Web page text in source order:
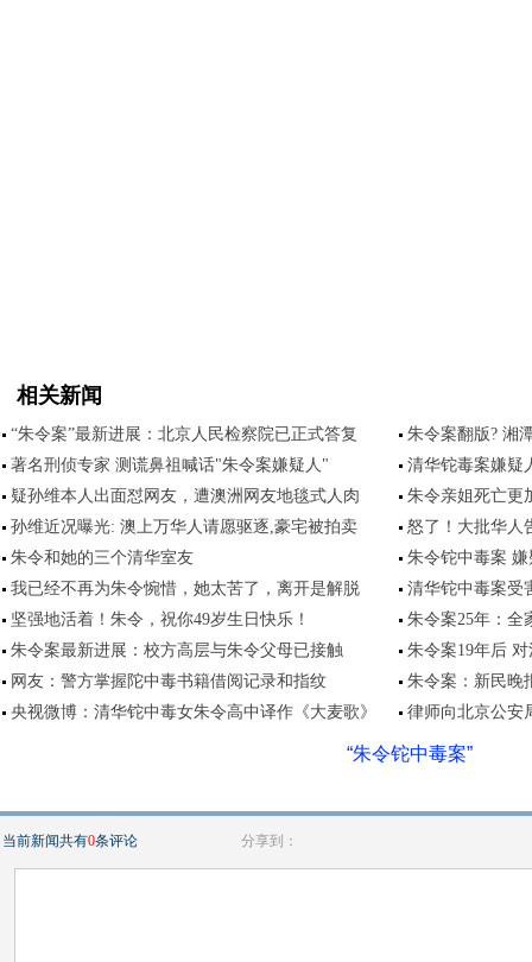
相关新闻
“朱令案”最新进展：北京人民检察院已正式答复
朱令案翻版? 湘
著名刑侦专家 测谎鼻祖喊话"朱令案嫌疑人"
清华铊毒案嫌疑
疑孙维本人出面怼网友，遭澳洲网友地毯式人肉
朱令亲姐死亡更
孙维近况曝光: 澳上万华人请愿驱逐,豪宅被拍卖
怒了！大批华人
朱令和她的三个清华室友
朱令铊中毒案
我已经不再为朱令惋惜，她太苦了，离开是解脱
清华铊中毒案受
坚强地活着！朱令，祝你49岁生日快乐！
朱令案25年：全
朱令案最新进展：校方高层与朱令父母已接触
朱令案19年后
网友：警方掌握陀中毒书籍借阅记录和指纹
朱令案：新民晚
央视微博：清华铊中毒女朱令高中译作《大麦歌》
律师向北京公安
“朱令铊中毒案”
当前新闻共有0条评论 分享到：